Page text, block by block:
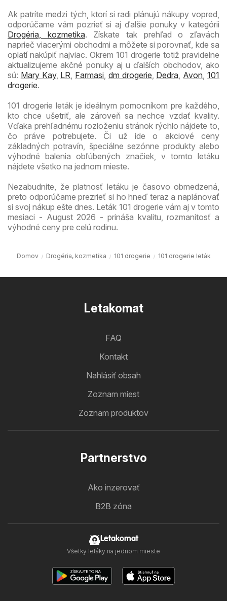
Ak patríte medzi tých, ktorí si radi plánujú nákupy vopred,
odporúčame vám pozrieť si aj ďalšie ponuky v kategórii
Drogéria, kozmetika. Získate tak prehľad o zľavách
naprieč viacerými obchodmi a môžete si porovnať, kde sa
oplatí nakúpiť najviac. Okrem 101 drogerie totiž pravidelne
aktualizujeme akčné ponuky aj u ďalších obchodov, ako
sú: Mary Kay, LR, Farmasi, dm drogerie, Dedra, Avon,101
drogerie.
101 drogerie leták je ideálnym pomocníkom pre každého,
kto chce ušetriť, ale zároveň sa nechce vzdať kvality.
Vďaka prehľadnému rozloženiu stránok rýchlo nájdete to,
čo práve potrebujete. Či už ide o akciové ceny
základných potravín, špeciálne sezónne produkty alebo
výhodné balenia obľúbených značiek, v tomto letáku
nájdete všetko na jednom mieste.
Nezabudnite, že platnosť letáku je časovo obmedzená,
preto odporúčame prezrieť si ho hneď teraz a naplánovať
si svoj nákup ešte dnes. Leták 101 drogerie vám aj v tomto
mesiaci - August 2026 - prináša kvalitu, rozmanitosť a
výhodné ceny pre celú rodinu.
Domov Drogéria, kozmetika 101 drogerie 101 drogerie leták
Letakomat
FAQ
Kontakt
Nahlásiť obsah
Zoznam miest
Zoznam produktov
Partnerstvo
Ako inzerovať
B2B zóna
Letakomat
Všetky letáky na jednom mieste